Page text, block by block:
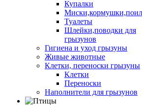
Купалки
Туалеты
Шлейки,поводки для
грызунов
Гигиена и уход грызуны
Живые животные
Клетки, переноски грызуны
Клетки
Переноски
Наполнители для грызунов